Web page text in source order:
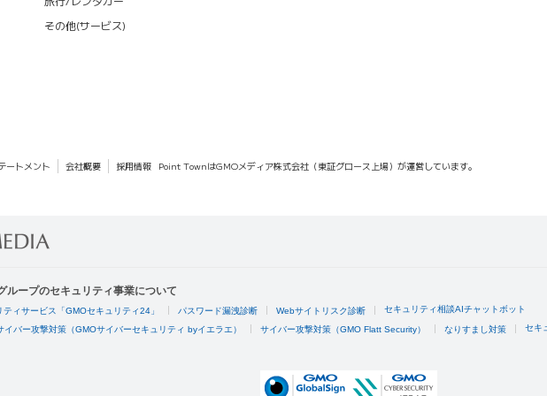
その他(サービス)
ートメント 会社概要 採用情報 Point TownはGMOメディア株式会社（東証グロース上場）が運営しています。
ループのセキュリティ事業について
ィサービス「GMOセキュリティ24」 パスワード漏洩診断 Webサイトリスク診断 セキュリティ相談AIチャットボット
イバー攻撃対策（GMOサイバーセキュリティ byイエラエ） サイバー攻撃対策（GMO Flatt Security） なりすまし対策 セキ